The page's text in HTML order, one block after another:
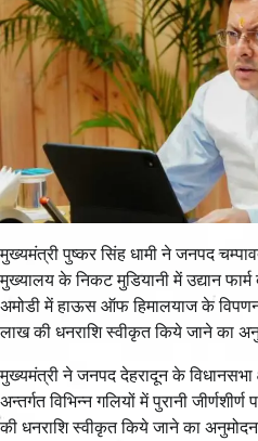
मुख्यमंत्री पुष्कर सिंह धामी ने जनपद
मुख्यालय के निकट मुडियानी में उद्यान
अमोडी में हाऊस ऑफ हिमालयाज के
लाख की धनराशि स्वीकृत किये जाने का
मुख्यमंत्री ने जनपद देहरादून के विधानसभा
अन्तर्गत विभिन्न गलियों में पुरानी
की धनराशि स्वीकृत किये जाने का